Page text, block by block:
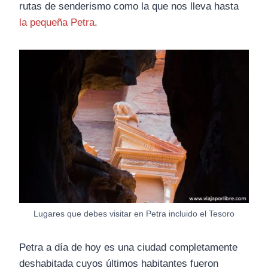
rutas de senderismo como la que nos lleva hasta
la pequeña Petra.
Lugares que debes visitar en Petra incluido el Tesoro
Petra a día de hoy es una ciudad completamente
deshabitada cuyos últimos habitantes fueron